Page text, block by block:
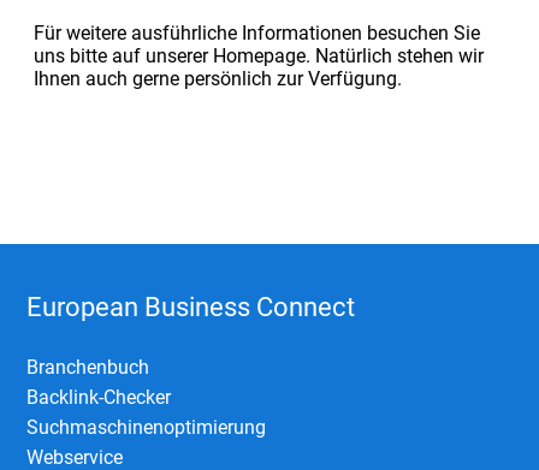
Für weitere ausführliche Informationen besuchen Sie
uns bitte auf unserer Homepage. Natürlich stehen wir
Ihnen auch gerne persönlich zur Verfügung.
European Business Connect
Branchenbuch
Backlink-Checker
Suchmaschinenoptimierung
Webservice